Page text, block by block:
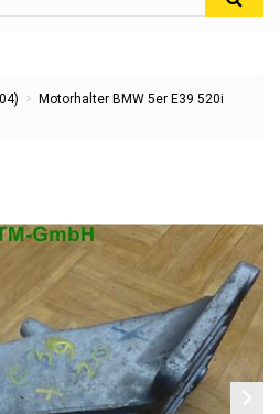
Motorhalter BMW 5er E39 520i